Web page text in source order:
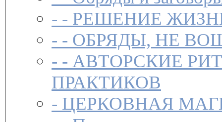
- - РЕШЕНИЕ
- - ОБРЯДЫ, НЕ
- - АВТОРСКИЕ
ПРАКТИКОВ
- ЦЕРКОВНАЯ